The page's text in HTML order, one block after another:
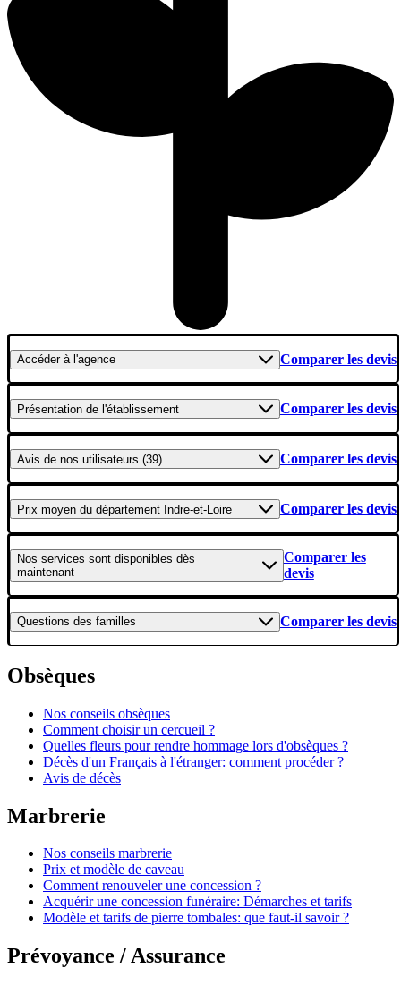
Accéderà l'agence Comparer les devis
Présentation de l'établissement Comparer les devis
Avis de nos utilisateurs (39) Comparer les devis
Prix moyen du département Indre-et-Loire Comparer les devis
Nos services sont disponibles dès
maintenant
Comparer les
devis
Questions des familles Comparer les devis
Obsèques
Nos conseils obsèques
Comment choisir un cercueil ?
Quelles fleurs pour rendre hommage lors d'obsèques ?
Décès d'un Français à l'étranger: comment procéder ?
Avis de décès
Marbrerie
Nos conseils marbrerie
Prix et modèle de caveau
Comment renouveler une concession ?
Acquérir une concession funéraire: Démarches et tarifs
Modèle et tarifs de pierre tombales: que faut-il savoir ?
Prévoyance / Assurance